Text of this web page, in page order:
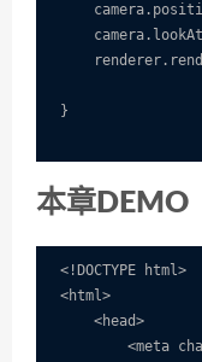
}
本章DEMO
<!DOCTYPE html>
<html>
    <head>
<meta